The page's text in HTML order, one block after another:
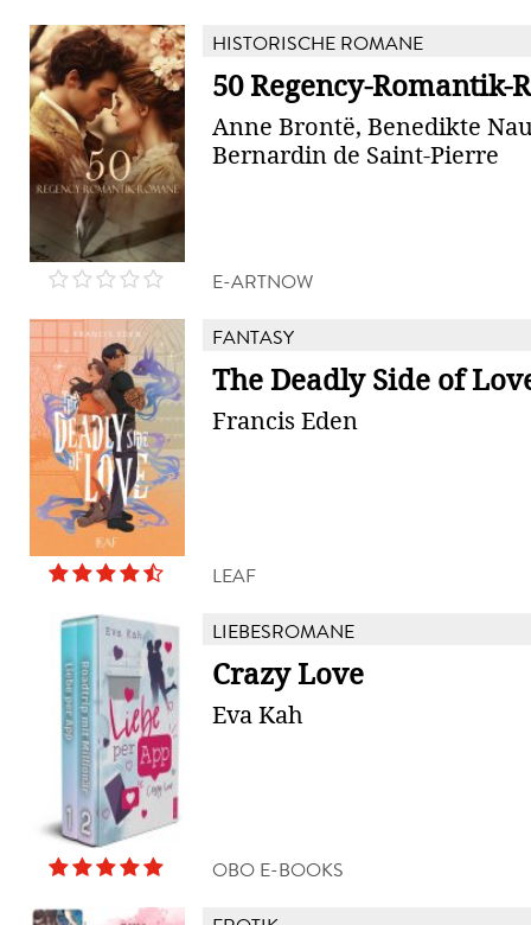
HISTORISCHE ROMANE
50 Regency-Romantik-
Anne Brontë, Benedikte
Bernardin de Saint-Pierre
E-ARTNOW
FANTASY
The Deadly Side of
Francis Eden
LEAF
LIEBESROMANE
Crazy Love
Eva Kah
OBO E-BOOKS